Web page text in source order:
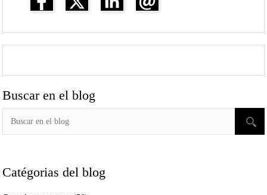
Buscar en el blog
Catégorias del blog